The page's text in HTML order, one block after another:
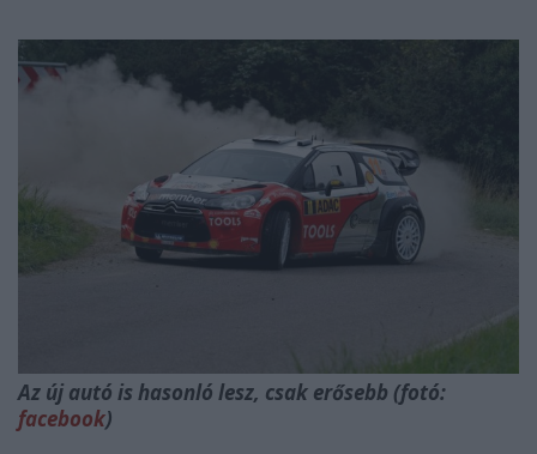
Az új autó is hasonló lesz, csak erősebb (fotó:
facebook)